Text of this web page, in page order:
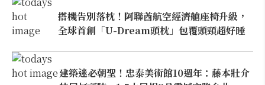
搭機告別落枕！阿聯酋航空經濟艙座椅升級，
全球首創「U-Dream頭枕」包覆頭頸超好睡
建築迷必朝聖！忠泰美術館10週年：藤本壯介